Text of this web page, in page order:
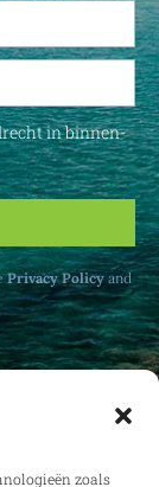
zoals
in binnen-
Privacy Policyand
over